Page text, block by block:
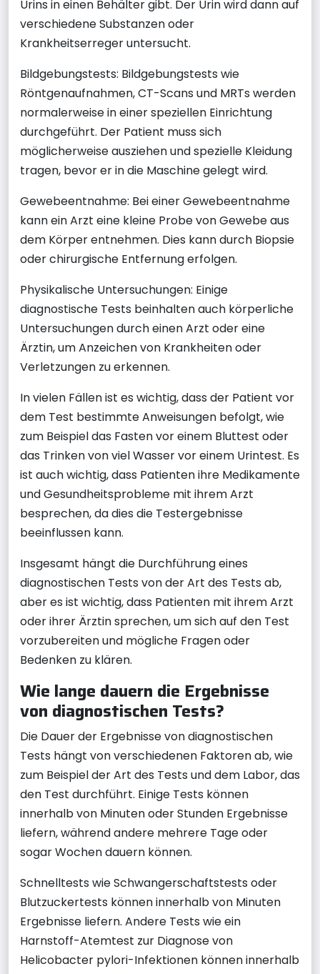
Urins in einen Behälter gibt. Der Urin wird dann auf
verschiedene Substanzen oder
Krankheitserreger untersucht.
Bildgebungstests: Bildgebungstests wie
Röntgenaufnahmen, CT-Scans und MRTs werden
normalerweise in einer speziellen Einrichtung
durchgeführt. Der Patient muss sich
möglicherweise ausziehen und spezielle Kleidung
tragen, bevor er in die Maschine gelegt wird.
Gewebeentnahme: Bei einer Gewebeentnahme
kann ein Arzt eine kleine Probe von Gewebe aus
dem Körper entnehmen. Dies kann durch Biopsie
oder chirurgische Entfernung erfolgen.
Physikalische Untersuchungen: Einige
diagnostische Tests beinhalten auch körperliche
Untersuchungen durch einen Arzt oder eine
Ärztin, um Anzeichen von Krankheiten oder
Verletzungen zu erkennen.
In vielen Fällen ist es wichtig, dass der Patient vor
dem Test bestimmte Anweisungen befolgt, wie
zum Beispiel das Fasten vor einem Bluttest oder
das Trinken von viel Wasser vor einem Urintest. Es
ist auch wichtig, dass Patienten ihre Medikamente
und Gesundheitsprobleme mit ihrem Arzt
besprechen, da dies die Testergebnisse
beeinflussen kann.
Insgesamt hängt die Durchführung eines
diagnostischen Tests von der Art des Tests ab,
aber es ist wichtig, dass Patienten mit ihrem Arzt
oder ihrer Ärztin sprechen, um sich auf den Test
vorzubereiten und mögliche Fragen oder
Bedenken zu klären.
Wie lange dauern die Ergebnisse
von diagnostischen Tests?
Die Dauer der Ergebnisse von diagnostischen
Tests hängt von verschiedenen Faktoren ab, wie
zum Beispiel der Art des Tests und dem Labor, das
den Test durchführt. Einige Tests können
innerhalb von Minuten oder Stunden Ergebnisse
liefern, während andere mehrere Tage oder
sogar Wochen dauern können.
Schnelltests wie Schwangerschaftstests oder
Blutzuckertests können innerhalb von Minuten
Ergebnisse liefern. Andere Tests wie ein
Harnstoff-Atemtest zur Diagnose von
Helicobacter pylori-Infektionen können innerhalb